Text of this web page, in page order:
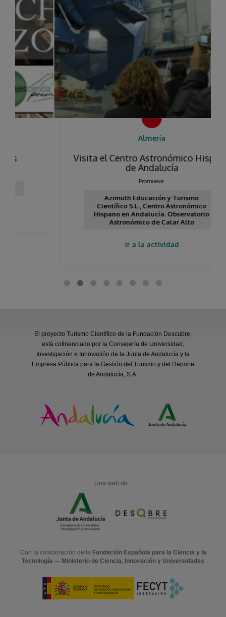
Visita el Centro Astronómico Hispano
de Andalucía
Azimuth Educación y Turismo
Científico S.L., Centro Astronómico
Hispano en Andalucía. Observatorio
Astronómico de Calar Alto
Ir a la actividad
El proyecto Turismo Científico de la Fundación Descubre,
está cofinanciado por la Consejería de Universidad,
Investigación e Innovación de la Junta de Andalucía y la
Empresa Pública para la Gestión del Turismo y del Deporte
de Andalucía, S.A.
Una web de:
Con la colaboración de la Fundación Española para la Ciencia y la
Tecnología — Ministerio de Ciencia, Innovación y Universidades